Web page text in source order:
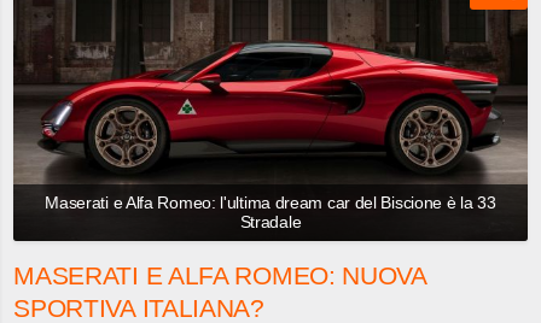
Maserati e Alfa Romeo: l'ultima dream car del Biscione è la 33
Stradale
MASERATI E ALFA ROMEO: NUOVA
SPORTIVA ITALIANA?